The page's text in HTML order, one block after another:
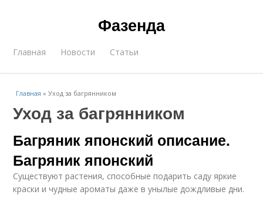
Фазенда
Главная Новости Статьи
Главная »Уход за багрянником
Уход за багрянником
Багряник японский описание.
Багряник японский
Существуют растения, способные подарить саду яркие
краски и чудные ароматы даже в унылые дождливые дни.